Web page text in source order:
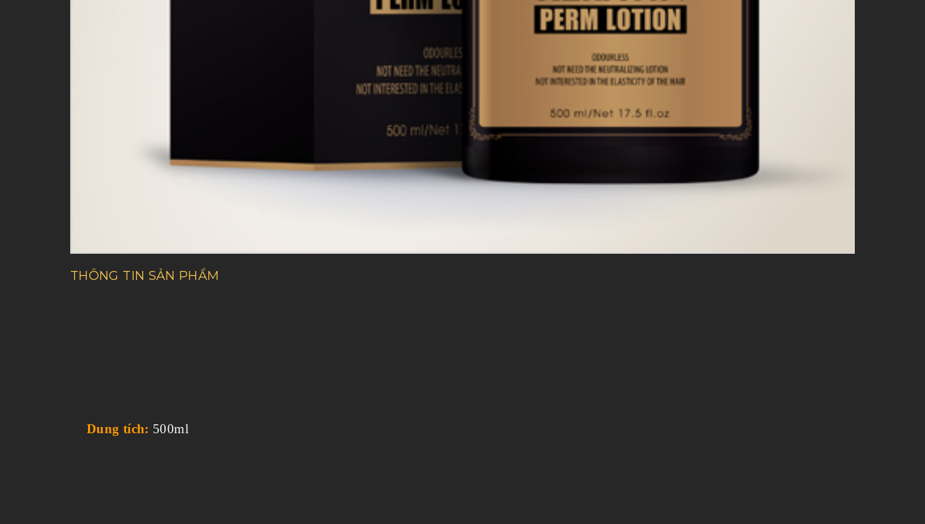
THÔNG TIN SẢN PHẨM
Dung tích: 500ml